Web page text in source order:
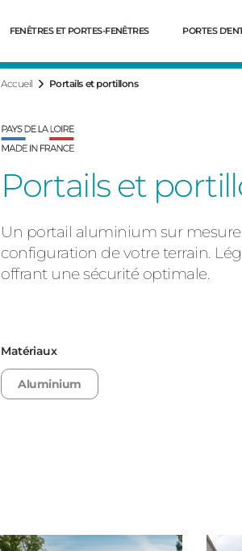
FENÊTRES ET PORTES-FENÊTRES PORTES
Accueil Portails et portillons
Portails et
Un portail aluminium sur mesure
configuration de votre terrain.
offrant une sécurité optimale.
Matériaux
Aluminium